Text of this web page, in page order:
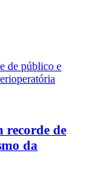
recorde de
da